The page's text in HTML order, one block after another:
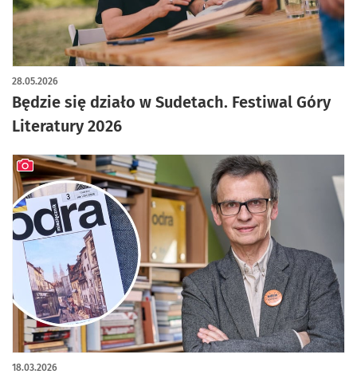
Będzie się działo w Sudetach. Festiwal Góry
Literatury 2026
28.05.2026
artykuł z galerią zdjęć
18.03.2026
artykuł z galerią zdjęć